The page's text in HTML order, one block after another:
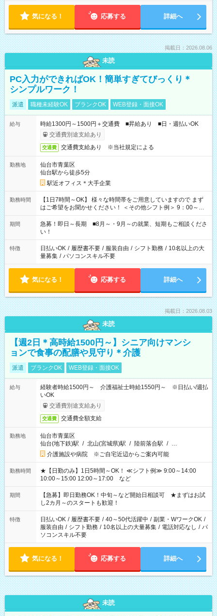
気になる！ 応募する 詳細へ
掲載日：2026.08.06
未読
PC入力ができればOK！簡単すぎてびっくり＊
シンプルワーク！
派遣 職種未経験OK ブランクOK WEB登録・面接OK
給与
時給1300円～1500円＋交通費 ■昇給あり ■日・週払いOK
交通費別途支給あり
交通費 交通費支給あり ※当社規定による
勤務地
仙台市青葉区
仙台駅から徒歩5分
駅近オフィス＊大手企業
勤務時間
【1日7時間～OK】 様々な時間帯をご用意していますので まず
はご希望をお聞かせください！ ＜その他シフト例＞ 9：00～
17：00 11：00～20：00 などなど！その他のお時間もOKで
す！
期間
急募！即日～長期 ■8月～・9月～の就業、短期もご相談くださ
い！
特徴 日払いOK / 履歴書不要 / 服装自由 / シフト勤務 / 10名以上の大
量募集 / パソコンスキル不要
気になる！ 応募する 詳細へ
掲載日：2026.08.03
未読
【週2日＊高時給1500円～】シニア向けマンシ
ョンで食事の配膳や見守り＊介護
派遣 ブランクOK WEB登録・面接OK
給与
経験者時給1500円～ 介護福祉士時給1550円～ ※日払い/週払
いOK
交通費別途支給あり
交通費 交通費全額支給
勤務地
仙台市青葉区
仙台(地下鉄)駅 / 北山(宮城県)駅 / 陸前落合駅 / …
介護施設や病院 ※ご自宅近辺からご案内可能
勤務時間
★【日勤のみ】1日5時間～OK！ ≪シフト例≫ 9:00～14:00
10:00～15:00 12:00～17:00 など
期間
【急募】即日勤務OK！中旬～など開始日相談可 ★まずはお試
し2カ月～のスタートも歓迎！
特徴 日払いOK / 履歴書不要 / 40～50代活躍中 / 副業・WワークOK /
服装自由 / シフト勤務 / 10名以上の大量募集 / 電話対応なし / パ
ソコンスキル不要
気になる！ 応募する 詳細へ
未読